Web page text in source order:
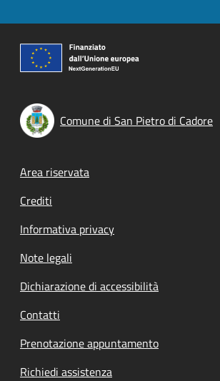
Comune di San Pietro di Cadore
Footer menu
Area riservata
Crediti
Informativa privacy
Note legali
Dichiarazione di accessibilità
Contatti
Prenotazione appuntamento
Richiedi assistenza